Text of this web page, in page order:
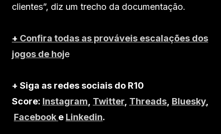
clientes”, diz um trecho da documentação.
+ Confira todas as prováveis escalações dos
jogos de hoje
+ Siga as redes sociais do R10
Score: Instagram Twitter Threads Bluesky,
Facebook e Linkedin.